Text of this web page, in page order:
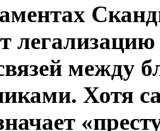
между
Хотя